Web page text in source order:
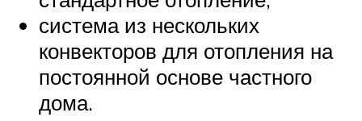
система из нескольких
конвекторов для отопления на
постоянной основе частного
дома.